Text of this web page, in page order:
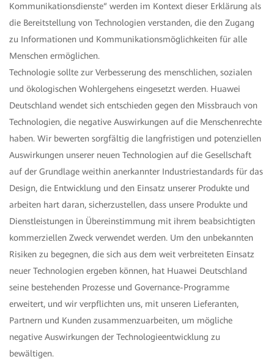
Kommunikationsdienste“ werden im Kontext dieser Erklärung als
die Bereitstellung von Technologien verstanden, die den Zugang
zu Informationen und Kommunikationsmöglichkeiten für alle
Menschen ermöglichen.
Technologie sollte zur Verbesserung des menschlichen, sozialen
und ökologischen Wohlergehens eingesetzt werden. Huawei
Deutschland wendet sich entschieden gegen den Missbrauch von
Technologien, die negative Auswirkungen auf die Menschenrechte
haben. Wir bewerten sorgfältig die langfristigen und potenziellen
Auswirkungen unserer neuen Technologien auf die Gesellschaft
auf der Grundlage weithin anerkannter Industriestandards für das
Design, die Entwicklung und den Einsatz unserer Produkte und
arbeiten hart daran, sicherzustellen, dass unsere Produkte und
Dienstleistungen in Übereinstimmung mit ihrem beabsichtigten
kommerziellen Zweck verwendet werden. Um den unbekannten
Risiken zu begegnen, die sich aus dem weit verbreiteten Einsatz
neuer Technologien ergeben können, hat Huawei Deutschland
seine bestehenden Prozesse und Governance-Programme
erweitert, und wir verpflichten uns, mit unseren Lieferanten,
Partnern und Kunden zusammenzuarbeiten, um mögliche
negative Auswirkungen der Technologieentwicklung zu
bewältigen.